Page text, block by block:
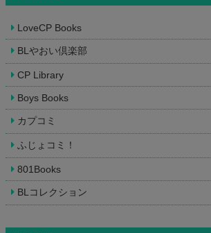
LoveCP Books
BLやおい倶楽部
CP Library
Boys Books
カプコミ
ふじょコミ！
801Books
BLコレクション